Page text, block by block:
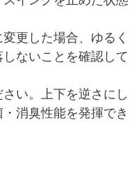
更した場合、ゆるく
ないことを確認して
い。上下を逆さにし
消臭性能を発揮でき